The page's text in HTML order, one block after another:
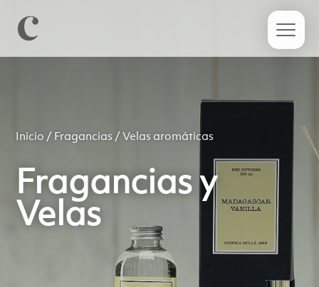
Inicio / Fragancias / Velas aromáticas
Fragancias y
Velas